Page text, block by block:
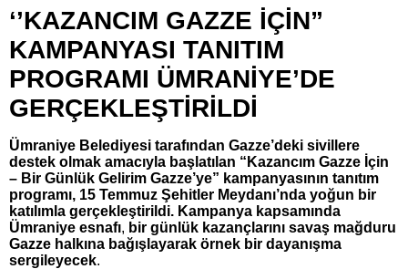
‘’KAZANCIM GAZZE İÇİN”
KAMPANYASI TANITIM
PROGRAMI ÜMRANİYE’DE
GERÇEKLEŞTİRİLDİ
Ümraniye Belediyesi tarafından Gazze’deki sivillere
destek olmak amacıyla başlatılan “Kazancım Gazze İçin
– Bir Günlük Gelirim Gazze’ye” kampanyasının tanıtım
programı, 15 Temmuz Şehitler Meydanı’nda yoğun bir
katılımla gerçekleştirildi. Kampanya kapsamında
Ümraniye esnafı, bir günlük kazançlarını savaş mağduru
Gazze halkına bağışlayarak örnek bir dayanışma
sergileyecek.